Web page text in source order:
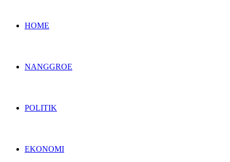
HOME
NANGGROE
POLITIK
EKONOMI